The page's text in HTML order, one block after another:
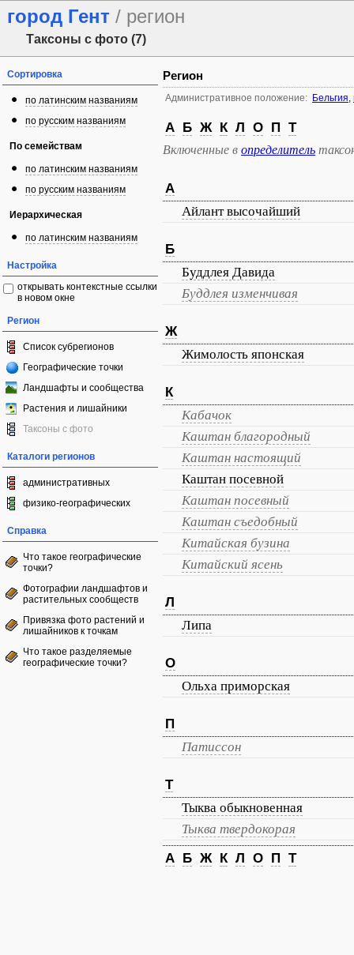
город Гент / регион
Таксоны с фото (7)
Сортировка
по латинским названиям
по русским названиям
По семействам
по латинским названиям
по русским названиям
Иерархическая
по латинским названиям
Настройка
открывать контекстные ссылки
в новом окне
Регион
Список субрегионов
Географические точки
Ландшафты и сообщества
Растения и лишайники
Таксоны с фото
Каталоги регионов
административных
физико-географических
Справка
Что такое географические
точки?
Фотографии ландшафтов и
растительных сообществ
Привязка фото растений и
лишайников к точкам
Что такое разделяемые
географические точки?
Регион
Административное положение: Бельгия,
А Б Ж К Л О П Т
Включенные в определитель
А
Айлант высочайший
Б
Буддлея Давида
Буддлея изменчивая
Ж
Жимолость японская
К
Кабачок
Каштан благородный
Каштан настоящий
Каштан посевной
Каштан посевный
Каштан съедобный
Китайская бузина
Китайский ясень
Л
Липа
О
Ольха приморская
П
Патиссон
Т
Тыква обыкновенная
Тыква твердокорая
А Б Ж К Л О П Т